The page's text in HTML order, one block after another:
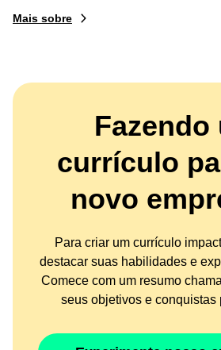
Mais sobre
Fazendo
currículo
novo
Para criar um currículo
destacar suas habilidades e
Comece com um resumo
seus objetivos e conquistas